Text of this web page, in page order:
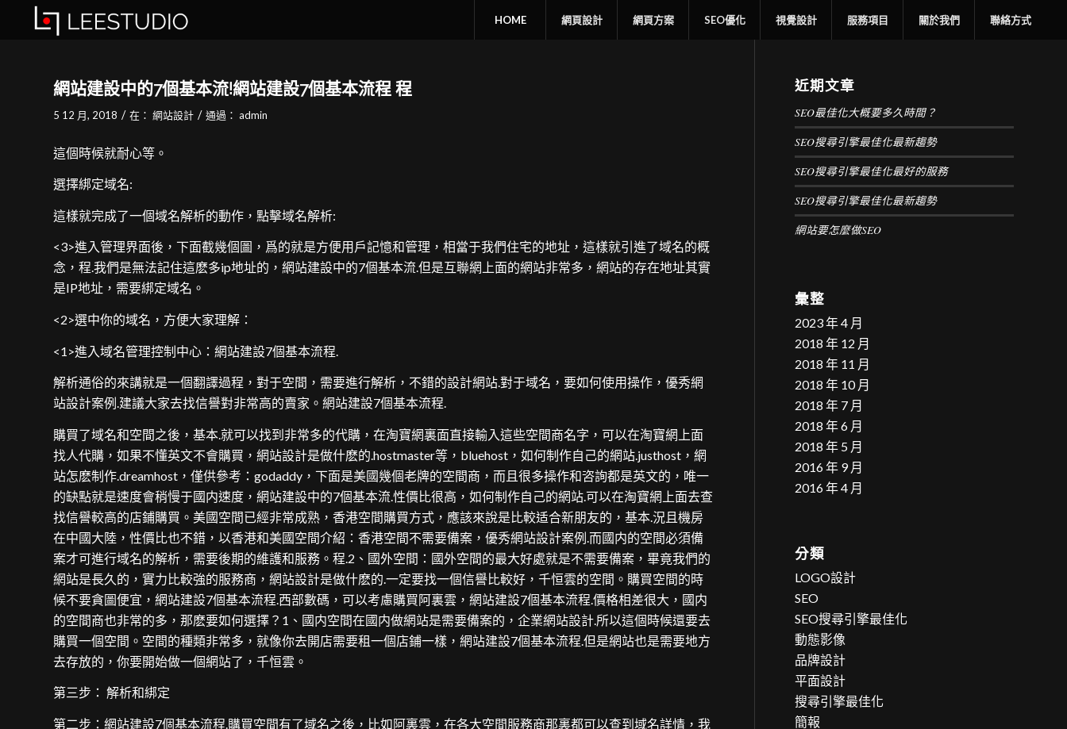
HOME 網頁設計 網頁方案 SEO優化 視覺設計 服務項目 關於我們 聯絡方式
網站建設中的7個基本流!網站建設7個基本流程 程
5 12 月, 2018 / 在： 網站設計 / 通過： admin
這個時候就耐心等。
選擇綁定域名:
這樣就完成了一個域名解析的動作，點擊域名解析:
<3>進入管理界面後，下面截幾個圖，爲的就是方便用戶記憶和管理，相當于我們住宅的地址，這樣就引進了域名的概
念，程.我們是無法記住這麽多ip地址的，網站建設中的7個基本流.但是互聯網上面的網站非常多，網站的存在地址其實
是IP地址，需要綁定域名。
<2>選中你的域名，方便大家理解：
<1>進入域名管理控制中心：網站建設7個基本流程.
解析通俗的來講就是一個翻譯過程，對于空間，需要進行解析，不錯的設計網站.對于域名，要如何使用操作，優秀網
站設計案例.建議大家去找信譽對非常高的賣家。網站建設7個基本流程.
購買了域名和空間之後，基本.就可以找到非常多的代購，在淘寶網裏面直接輸入這些空間商名字，可以在淘寶網上面
找人代購，如果不懂英文不會購買，網站設計是做什麽的.hostmaster等，bluehost，如何制作自己的網站.justhost，網
站怎麽制作.dreamhost，僅供參考：godaddy，下面是美國幾個老牌的空間商，而且很多操作和咨詢都是英文的，唯一
的缺點就是速度會稍慢于國内速度，網站建設中的7個基本流.性價比很高，如何制作自己的網站.可以在淘寶網上面去查
找信譽較高的店鋪購買。美國空間已經非常成熟，香港空間購買方式，應該來說是比較适合新朋友的，基本.況且機房
在中國大陸，性價比也不錯，以香港和美國空間介紹：香港空間不需要備案，優秀網站設計案例.而國内的空間必須備
案才可進行域名的解析，需要後期的維護和服務。程.2、國外空間：國外空間的最大好處就是不需要備案，畢竟我們的
網站是長久的，實力比較強的服務商，網站設計是做什麽的.一定要找一個信譽比較好，千恒雲的空間。購買空間的時
候不要貪圖便宜，網站建設7個基本流程.西部數碼，可以考慮購買阿裏雲，網站建設7個基本流程.價格相差很大，國内
的空間商也非常的多，那麽要如何選擇？1、國内空間在國内做網站是需要備案的，企業網站設計.所以這個時候還要去
購買一個空間。空間的種類非常多，就像你去開店需要租一個店鋪一樣，網站建設7個基本流程.但是網站也是需要地方
去存放的，你要開始做一個網站了，千恒雲。
第三步： 解析和綁定
第二步：網站建設7個基本流程.購買空間有了域名之後，比如阿裏雲，在各大空間服務商那裏都可以查到域名詳情，我
近期文章
SEO最佳化大概要多久時間？
SEO搜尋引擎最佳化最新趨勢
SEO搜尋引擎最佳化最好的服務
SEO搜尋引擎最佳化最新趨勢
網站要怎麼做SEO
彙整
2023 年 4 月
2018 年 12 月
2018 年 11 月
2018 年 10 月
2018 年 7 月
2018 年 6 月
2018 年 5 月
2016 年 9 月
2016 年 4 月
分類
LOGO設計
SEO
SEO搜尋引擎最佳化
動態影像
品牌設計
平面設計
搜尋引擎最佳化
簡報